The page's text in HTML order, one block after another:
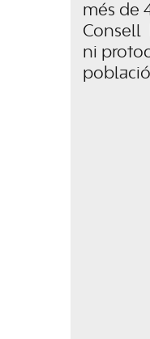
més de
Consell
ni